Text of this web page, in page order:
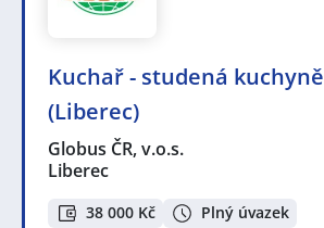
Kuchař - studená kuchyně
(Liberec)
Globus ČR, v.o.s.
Liberec
38 000 Kč Plný úvazek